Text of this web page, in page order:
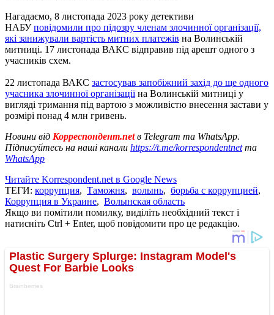
Нагадаємо, 8 листопада 2023 року детективи
НАБУповідомили про підозру членам злочинної організації,
які занижували вартість митних платежів на Волинській
митниці. 17 листопада ВАКС відправив під арешт одного з
учасників схем.
22 листопада ВАКС застосував запобіжний захід до ще одного
учасника злочинної організаціїна Волинській митниці у
вигляді тримання під вартою з можливістю внесення застави у
розмірі понад 4 млн гривень.
Новини від Корреспондент.netв Telegram та WhatsApp.
Підписуйтесь на наші канали https://t.me/korrespondentnetта
WhatsApp
Читайте Korrespondent.net в Google News
ТЕГИ: коррупция, Таможня, волынь, борьба с коррупцией,
Коррупция в Украине, Волынская область
Якщо ви помітили помилку, виділіть необхідний текст і
натисніть Ctrl + Enter, щоб повідомити про це редакцію.